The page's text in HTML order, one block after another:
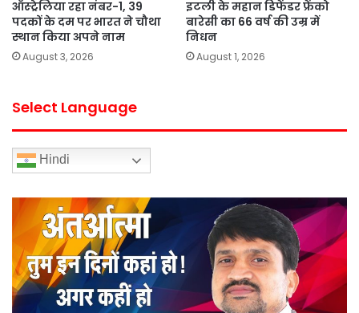
ऑस्ट्रेलिया रहा नंबर-1, 39
पदकों के दम पर भारत ने चौथा
स्थान किया अपने नाम
August 3, 2026
इटली के महान डिफेंडर फ्रेंको
बारेसी का 66 वर्ष की उम्र में
निधन
August 1, 2026
Select Language
Hindi